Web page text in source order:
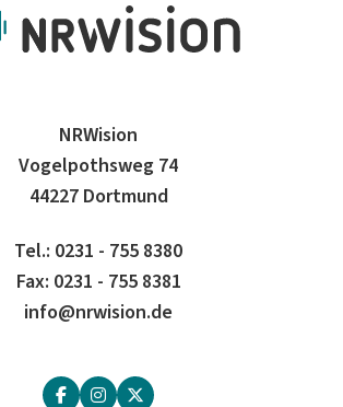
NRWision
Vogelpothsweg 74
44227 Dortmund
Tel.: 0231 - 755 8380
Fax: 0231 - 755 8381
info@nrwision.de